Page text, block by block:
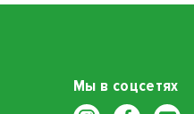
Мы в соцсетях